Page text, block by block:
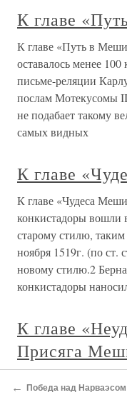
К главе
К главе «Путь в
оставалось менее
письме-реляции
послам Мотекусомы
не подабает такому
самых видных
К главе
К главе «Чудеса
конкистадоры вошли
старому стилю,
ноября 1519г. (по ст.
новому стилю.2
конкистадоры
К главе
Присяга
Матлацинко
← Победа над Нарваэсом